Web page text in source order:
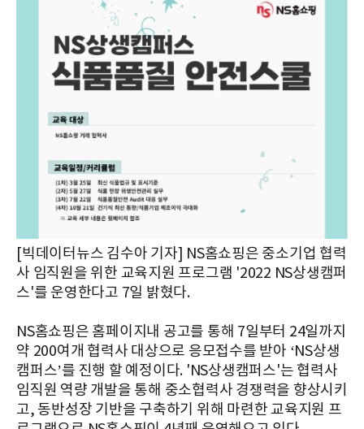
[빅데이터뉴스 김수아 기자] NS홈쇼핑은 중소기업 협력
사 임직원을 위한 교육지원 프로그램 '2022 NS상생캠퍼
스'를 운영한다고 7일 밝혔다.
NS홈쇼핑은 홈페이지내 공고를 통해 7일부터 24일까지
약 200여개 협력사 대상으로 응모접수를 받아 ‘NS상생
캠퍼스’를 진행 할 예정이다. 'NS상생캠퍼스'는 협력사
임직원 역량 개발을 통해 중소협력사 경쟁력을 향상시키
고, 동반성장 기반을 구축하기 위해 마련한 교육지원 프